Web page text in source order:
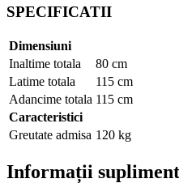
SPECIFICATII
Dimensiuni
Inaltime totala
80 cm
Latime totala
115 cm
Adancime totala 115 cm
Caracteristici
Greutate admisa 120 kg
Informații